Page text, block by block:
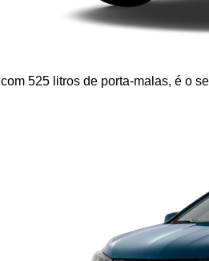
com 525 litros de porta-malas, é o